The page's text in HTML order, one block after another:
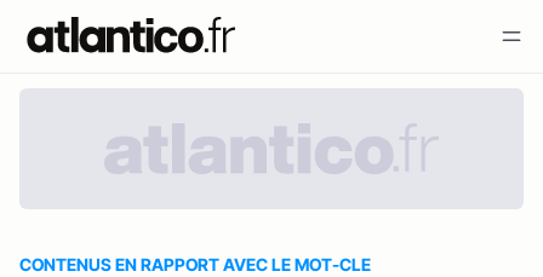
CONTENUS EN RAPPORT AVEC LE MOT-CLE